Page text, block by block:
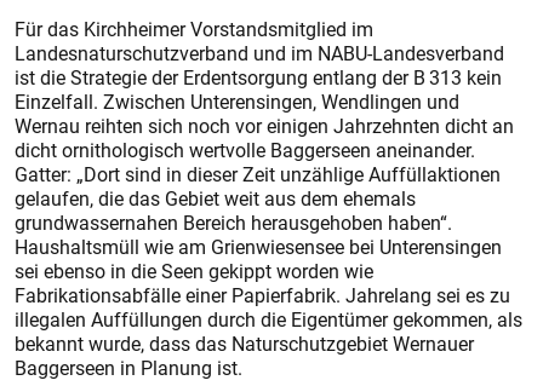
Für das Kirchheimer Vorstandsmitglied im
Landesnaturschutzverband und im NABU-Landesverband
ist die Strategie der Erdentsorgung entlang der B 313 kein
Einzelfall. Zwischen Unterensingen, Wendlingen und
Wernau reihten sich noch vor einigen Jahrzehnten dicht an
dicht ornithologisch wertvolle Baggerseen aneinander.
Gatter: „Dort sind in dieser Zeit unzählige Auffüllaktionen
gelaufen, die das Gebiet weit aus dem ehemals
grundwassernahen Bereich herausgehoben haben“.
Haushaltsmüll wie am Grienwiesensee bei Unterensingen
sei ebenso in die Seen gekippt worden wie
Fabrikationsabfälle einer Papierfabrik. Jahrelang sei es zu
illegalen Auffüllungen durch die Eigentümer gekommen, als
bekannt wurde, dass das Naturschutzgebiet Wernauer
Baggerseen in Planung ist.